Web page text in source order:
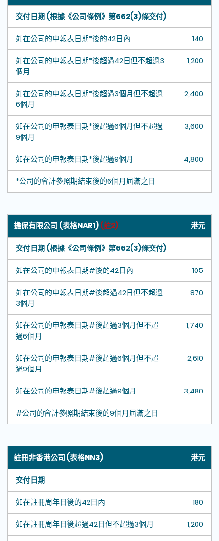
交付日期 (根據《公司條例》第662(3)條交付)
如在公司的申報表日期*後的42日內 140
如在公司的申報表日期*後超過42日但不超過3
個月
1,200
如在公司的申報表日期*後超過3個月但不超過
6個月
2,400
如在公司的申報表日期*後超過6個月但不超過
9個月
3,600
如在公司的申報表日期*後超過9個月 4,800
*公司的會計參照期結束後的6個月屆滿之日
擔保有限公司 (表格NAR1)(註2) 港元
交付日期 (根據《公司條例》第662(3)條交付)
如在公司的申報表日期#後的42日內 105
如在公司的申報表日期#後超過42日但不超過
3個月
870
如在公司的申報表日期#後超過3個月但不超
過6個月
1,740
如在公司的申報表日期#後超過6個月但不超
過9個月
2,610
如在公司的申報表日期#後超過9個月 3,480
#公司的會計參照期結束後的9個月屆滿之日
註冊非香港公司 (表格NN3) 港元
交付日期
如在註冊周年日後的42日內 180
如在註冊周年日後超過42日但不超過3個月 1,200